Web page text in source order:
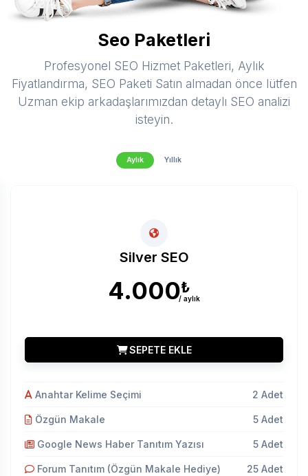
Seo Paketleri
Profesyonel SEO Hizmet Paketleri, Aylık
Fiyatlandırma, SEO Paketi Satın almadan önce lütfen
Uzman ekip arkadaşlarımızdan detaylı SEO analizi
isteyin.
Aylık Yıllık
Silver SEO
4.000₺
/ aylık
SEPETE EKLE
Anahtar Kelime Seçimi 2 Adet
Özgün Makale 5 Adet
Google News Haber Tanıtım Yazısı 5 Adet
Forum Tanıtım (Özgün Makale Hediye) 25 Adet